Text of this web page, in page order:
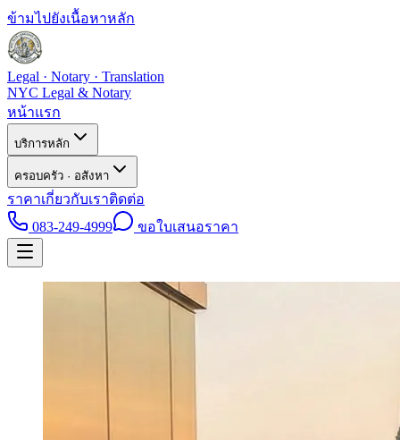
ข้ามไปยังเนื้อหาหลัก
Legal · Notary · Translation
NYC Legal & Notary
หน้าแรก
บริการหลัก
ครอบครัว · อสังหา
ราคาเกี่ยวกับเราติดต่อ
083-249-4999
ขอใบเสนอราคา